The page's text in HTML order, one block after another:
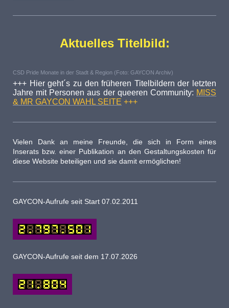
Aktuelles Titelbild:
CSD Pride Monate in der Stadt & Region (Foto: GAYCON Archiv)
+++ Hier geht´s zu den früheren Titelbildern der letzten
Jahre mit Personen aus der queeren Community: MISS
& MR GAYCON WAHL SEITE +++
Vielen Dank an meine Freunde, die sich in Form eines
Inserats bzw. einer Publikation an den Gestaltungskosten für
diese Website beteiligen und sie damit ermöglichen!
GAYCON-Aufrufe seit Start 07.02.2011
GAYCON-Aufrufe seit dem 17 .07. 2026